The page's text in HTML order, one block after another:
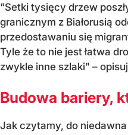
"Setki tysięcy drzew
granicznym z Białorusią
przedostawaniu się
Tyle że to nie jest łatwa
zwykle inne szlaki" –
Budowa bariery,
Jak czytamy, do